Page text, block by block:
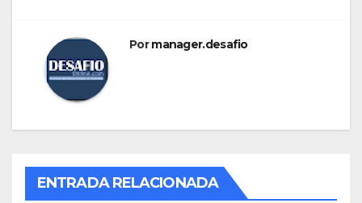
Pormanager.desafio
ENTRADA RELACIONADA